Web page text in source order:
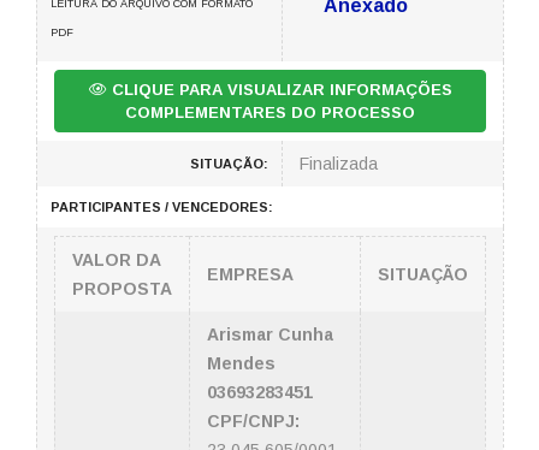
LEITURA DO ARQUIVO COM FORMATO
PDF
Anexado
CLIQUE PARA VISUALIZAR INFORMAÇÕES
COMPLEMENTARES DO PROCESSO
SITUAÇÃO: Finalizada
PARTICIPANTES / VENCEDORES:
VALOR DA
PROPOSTA
EMPRESA SITUAÇÃO
Arismar Cunha
Mendes
03693283451
CPF/CNPJ: